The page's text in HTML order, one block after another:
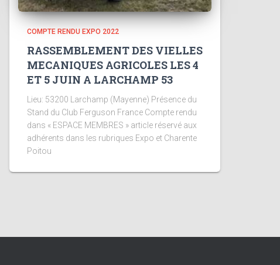
COMPTE RENDU EXPO 2022
RASSEMBLEMENT DES VIELLES
MECANIQUES AGRICOLES LES 4
ET 5 JUIN A LARCHAMP 53
Lieu: 53200 Larchamp (Mayenne) Présence du
Stand du Club Ferguson France Compte rendu
dans « ESPACE MEMBRES » article réservé aux
adhérents dans les rubriques Expo et Charente
Poitou